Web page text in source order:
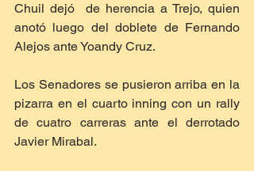
Chuil dejó  de herencia a Trejo, quien
anotó luego del doblete de Fernando
Alejos ante Yoandy Cruz.
Los Senadores se pusieron arriba en la
pizarra en el cuarto inning con un rally
de cuatro carreras ante el derrotado
Javier Mirabal.